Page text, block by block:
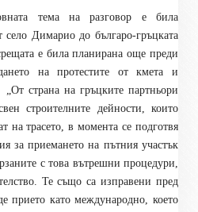
тема на разговор е била
село Димарио до българо-гръцката
е била планирана още преди
на протестите от кмета и
страна на гръцките партньори
строителните дейности, които
на трасето, в момента се подготвя
за приемането на пътния участък
с това вътрешни процедури,
Те също са изправени пред
прието като международно, което